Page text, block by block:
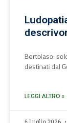
Bertolaso:
destinati dal
LEGGI ALTRO »